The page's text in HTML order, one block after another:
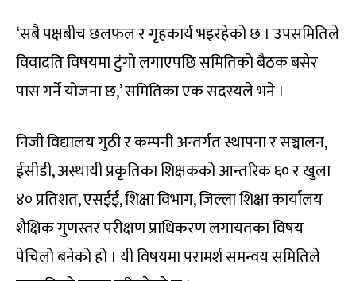
‘सबै पक्षबीच छलफल र गृहकार्य भइरहेको छ । उपसमितिले
विवादति विषयमा टुंगो लगाएपछि समितिको बैठक बसेर
पास गर्ने योजना छ,’ समितिका एक सदस्यले भने ।
निजी विद्यालय गुठी र कम्पनी अन्तर्गत स्थापना र सञ्चालन,
ईसीडी, अस्थायी प्रकृतिका शिक्षकको आन्तरिक ६० र खुला
४० प्रतिशत, एसईई, शिक्षा विभाग, जिल्ला शिक्षा कार्यालय
शैक्षिक गुणस्तर परीक्षण प्राधिकरण लगायतका विषय
पेचिलो बनेको हो । यी विषयमा परामर्श समन्वय समितिले